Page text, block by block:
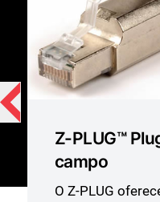
Z-PLUG™
campo
O Z-PLUG